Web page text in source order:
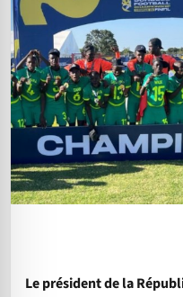
Le président de la